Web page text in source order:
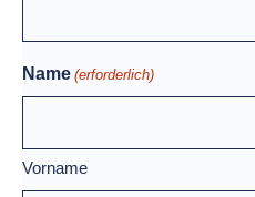
Name (erforderlich)
Vorname